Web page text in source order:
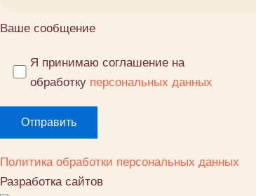
Ваше сообщение
Я принимаю соглашение на
обработку персональных данных
Политика обработки персональных данных
Разработка сайтов